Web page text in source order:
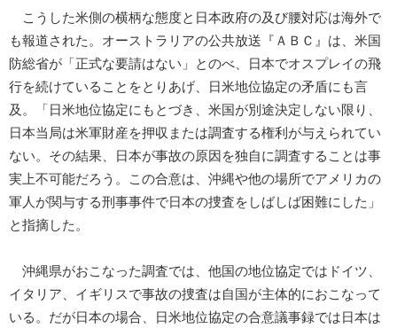
こうした米側の横柄な態度と日本政府の及び腰対応は海外で
も報道された。オーストラリアの公共放送『ＡＢＣ』は、米国
防総省が「正式な要請はない」とのべ、日本でオスプレイの飛
行を続けていることをとりあげ、日米地位協定の矛盾にも言
及。「日米地位協定にもとづき、米国が別途決定しない限り、
日本当局は米軍財産を押収または調査する権利が与えられてい
ない。その結果、日本が事故の原因を独自に調査することは事
実上不可能だろう。この合意は、沖縄や他の場所でアメリカの
軍人が関与する刑事事件で日本の捜査をしばしば困難にした」
と指摘した。
沖縄県がおこなった調査では、他国の地位協定ではドイツ、
イタリア、イギリスで事故の捜査は自国が主体的におこなって
いる。だが日本の場合、日米地位協定の合意議事録では日本は